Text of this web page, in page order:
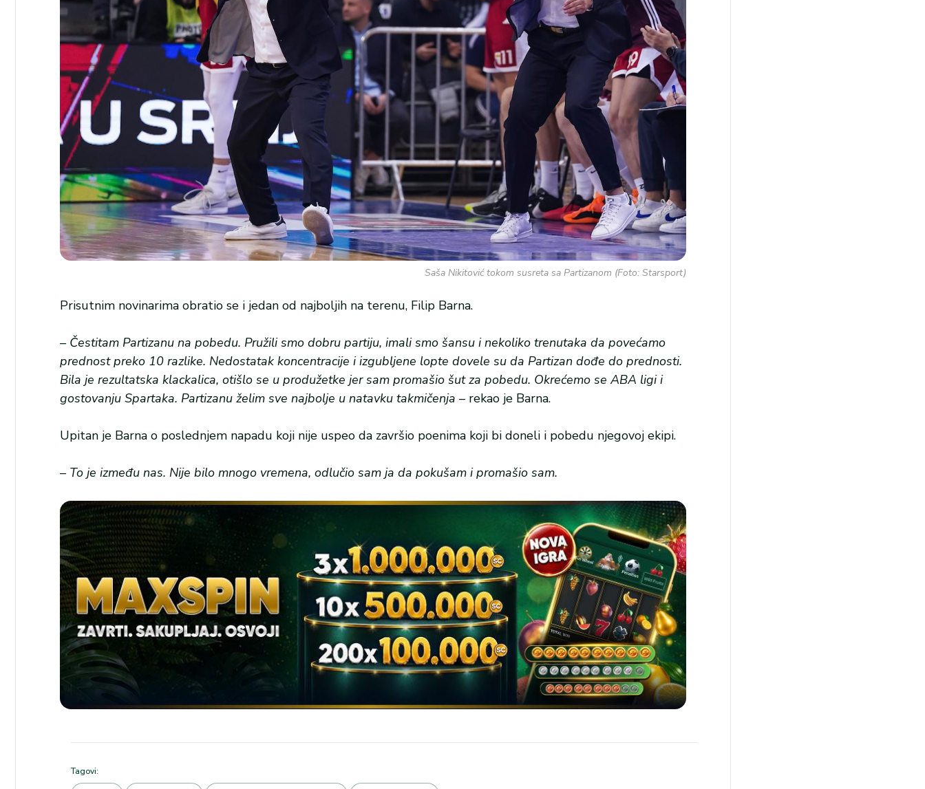
Saša Nikitović tokom susreta sa Partizanom (Foto: Starsport)
Prisutnim novinarima obratio se i jedan od najboljih na terenu, Filip Barna.
– Čestitam Partizanu na pobedu. Pružili smo dobru partiju, imali smo šansu i nekoliko trenutaka da povećamo
prednost preko 10 razlike. Nedostatak koncentracije i izgubljene lopte dovele su da Partizan dođe do prednosti.
Bila je rezultatska klackalica, otišlo se u produžetke jer sam promašio šut za pobedu. Okrećemo se ABA ligi i
gostovanju Spartaka. Partizanu želim sve najbolje u natavku takmičenja – rekao je Barna.
Upitan je Barna o poslednjem napadu koji nije uspeo da završio poenima koji bi doneli i pobedu njegovoj ekipi.
– To je između nas. Nije bilo mnogo vremena, odlučio sam ja da pokušam i promašio sam.
Tagovi: